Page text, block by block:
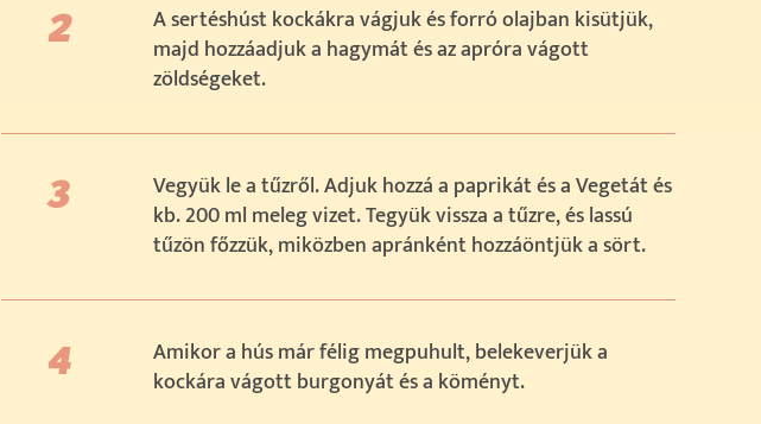
A sertéshúst kockákra vágjuk és forró olajban kisütjük,
majd hozzáadjuk a hagymát és az apróra vágott
zöldségeket.
Vegyük le a tűzről. Adjuk hozzá a paprikát és a Vegetát és
kb. 200 ml meleg vizet. Tegyük vissza a tűzre, és lassú
tűzön főzzük, miközben apránként hozzáöntjük a sört.
Amikor a hús már félig megpuhult, belekeverjük a
kockára vágott burgonyát és a köményt.